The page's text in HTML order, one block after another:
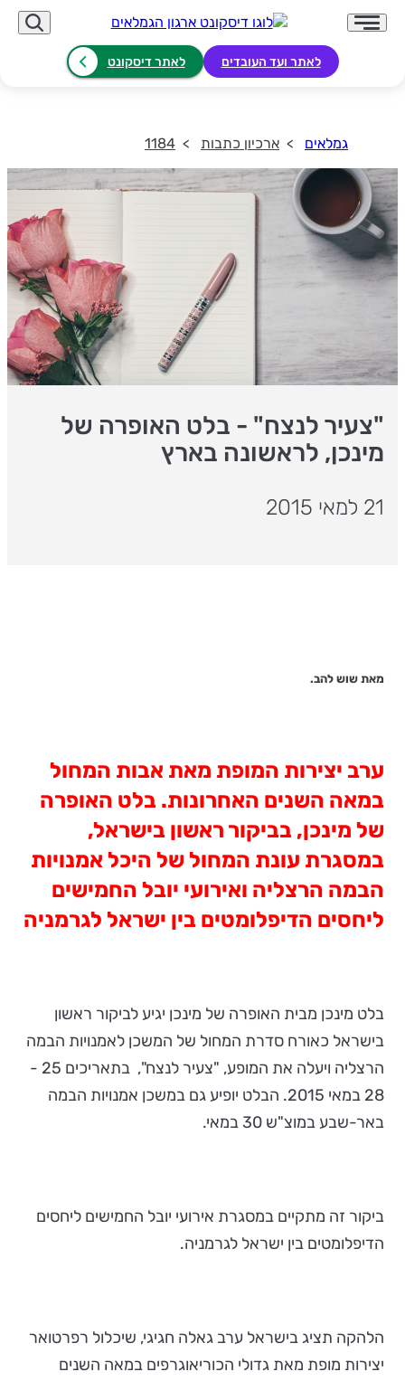
לאתר ועד העובדים לאתר דיסקונט
גמלאים ארכיון כתבות 1184
"צעיר לנצח" - בלט האופרה של
מינכן, לראשונה בארץ
21 למאי 2015
מאת שוש להב.
ערב יצירות המופת מאת אבות המחול
במאה השנים האחרונות. בלט האופרה
של מינכן, בביקור ראשון בישראל,
במסגרת עונת המחול של היכל אמנויות
הבמה הרצליה ואירועי יובל החמישים
ליחסים הדיפלומטים בין ישראל לגרמניה
בלט מינכן מבית האופרה של מינכן יגיע לביקור ראשון
בישראל כאורח סדרת המחול של המשכן לאמנויות הבמה
הרצליה ויעלה את המופע, "צעיר לנצח", בתאריכים 25
-
28 במאי
2015. הבלט יופיע גם במשכן אמנויות הבמה
באר-שבע במוצ"ש 30 במאי.
ביקור זה מתקיים במסגרת אירועי יובל החמישים ליחסים
הדיפלומטים בין ישראל לגרמניה.
הלהקה תציג בישראל ערב גאלה חגיגי, שיכלול רפרטואר
יצירות מופת מאת גדולי הכוריאוגרפים במאה השנים